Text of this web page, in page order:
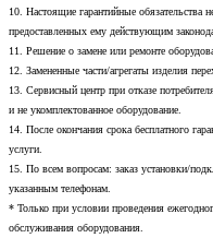
10. Настоящие гарантийные обязательства
предоставленных ему действующим
11. Решение о замене или ремонте
12. Замененные части/агрегаты изделия
13. Сервисный центр при отказе
и не укомплектованное оборудование.
14. После окончания срока бесплатного
услуги.
15. По всем вопросам: заказ установки/
указанным телефонам.
* Только при условии проведения
обслуживания оборудования.